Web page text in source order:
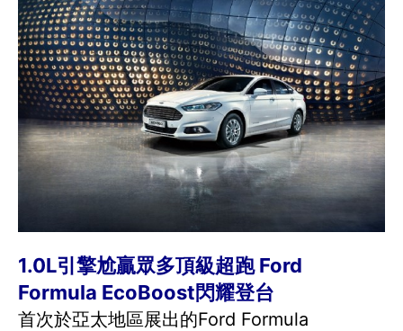
1.0L引擎尬贏眾多頂級超跑 Ford
Formula EcoBoost閃耀登台
首次於亞太地區展出的Ford Formula